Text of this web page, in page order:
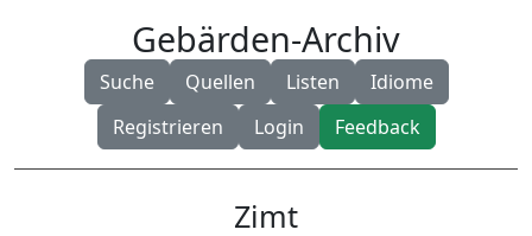
Gebärden-Archiv
Suche Quellen Listen
Idiome
Registrieren
Login Feedback
Zimt